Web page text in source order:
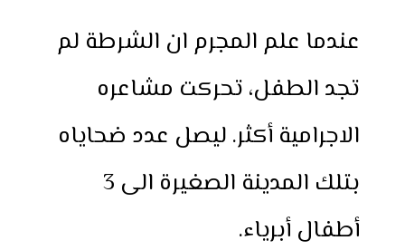
عندما علم المجرم ان الشرطة لم
تجد الطفل، تحركت مشاعره
الاجرامية أكثر. ليصل عدد ضحاياه
بتلك المدينة الصغيرة الى 3
أطفال أبرياء.